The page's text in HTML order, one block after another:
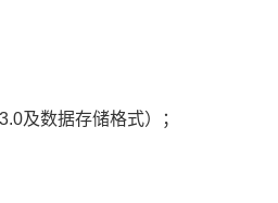
及数据存储格式）；